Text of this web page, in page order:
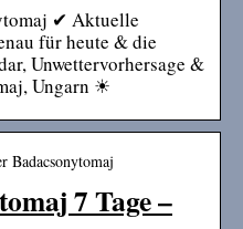
✔ Aktuelle
für heute & die
Unwettervorhersage &
Ungarn ☀
Badacsonytomaj
7 Tage –